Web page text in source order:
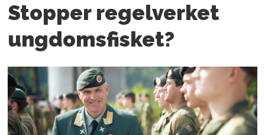
Stopper regelverket
ungdoms­fisket?